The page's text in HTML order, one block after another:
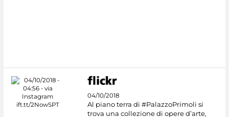
04/10/2018
Al piano terra di #PalazzoPrimoli si
trova una collezione di opere d’arte,